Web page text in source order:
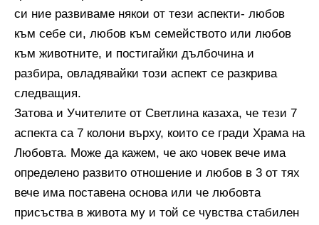
си ние развиваме някои от тези аспекти- любов
към себе си, любов към семейството или любов
към животните, и постигайки дълбочина и
разбира, овладявайки този аспект се разкрива
следващия.
Затова и Учителите от Светлина казаха, че тези 7
аспекта са 7 колони върху, които се гради Храма на
Любовта. Може да кажем, че ако човек вече има
определено развито отношение и любов в 3 от тях
вече има поставена основа или че любовта
присъства в живота му и той се чувства стабилен